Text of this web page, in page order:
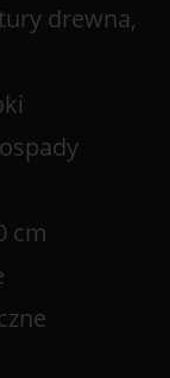
drewna,
cm